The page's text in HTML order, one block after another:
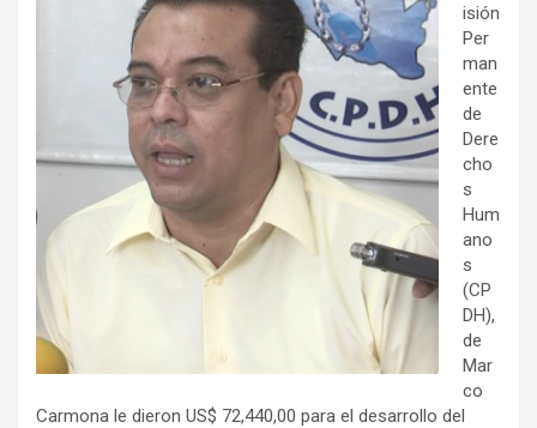
isión
Per
man
ente
de
Dere
cho
s
Hum
ano
s
(CP
DH),
de
Mar
co
Carmona le dieron US$ 72,440,00 para el desarrollo del